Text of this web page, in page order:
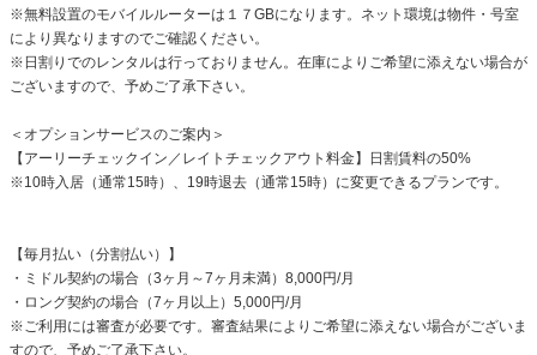
※無料設置のモバイルルーターは１７GBになります。ネット環境は物件・号室
により異なりますのでご確認ください。
※日割りでのレンタルは行っておりません。在庫によりご希望に添えない場合が
ございますので、予めご了承下さい。
＜オプションサービスのご案内＞
【アーリーチェックイン／レイトチェックアウト料金】日割賃料の50%
※10時入居（通常15時）、19時退去（通常15時）に変更できるプランです。
【毎月払い（分割払い）】
・ミドル契約の場合（3ヶ月～7ヶ月未満）8,000円/月
・ロング契約の場合（7ヶ月以上）5,000円/月
※ご利用には審査が必要です。審査結果によりご希望に添えない場合がございま
すので、予めご了承下さい。